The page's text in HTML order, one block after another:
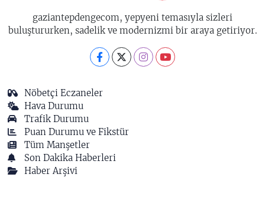
gaziantepdengecom, yepyeni temasıyla sizleri
buluştururken, sadelik ve modernizmi bir araya getiriyor.
Nöbetçi Eczaneler
Hava Durumu
Trafik Durumu
Puan Durumu ve Fikstür
Tüm Manşetler
Son Dakika Haberleri
Haber Arşivi